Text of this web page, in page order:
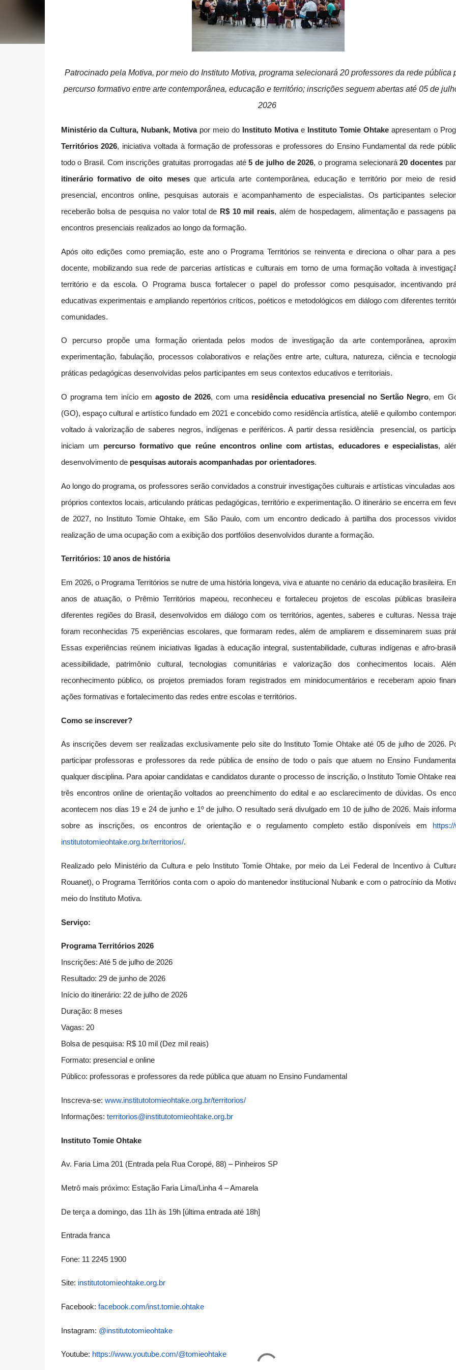
Patrocinado pela Motiva, por meio do Instituto Motiva, programa selecionará 20 professores da rede pública
percurso formativo entre arte contemporânea, educação e território; inscrições seguem abertas até 05 de
2026
Ministério da Cultura, Nubank, Motiva por meio do Instituto Motiva e Instituto Tomie Ohtakeapresentam o
Territórios 2026, iniciativa voltada à formação de professoras e professores do Ensino Fundamental da rede
todo o Brasil. Com inscrições gratuitas prorrogadas até5 de julho de 2026, o programa selecionará20 docentes
itinerário formativo de oito mesesque articula arte contemporânea, educação e território por meio de
presencial, encontros online, pesquisas autorais e acompanhamento de especialistas. Os participantes
receberão bolsa de pesquisa no valor total de R$ 10 mil reais, além de hospedagem, alimentação e passagens
encontros presenciais realizados ao longo da formação.
Após oito edições como premiação, este ano o Programa Territórios se reinventa e direciona o olhar para a
docente, mobilizando sua rede de parcerias artísticas e culturais em torno de uma formação voltada à
território e da escola. O Programa busca fortalecer o papel do professor como pesquisador, incentivando
educativas experimentais e ampliando repertórios críticos, poéticos e metodológicos em diálogo com diferentes
comunidades.
O percurso propõe uma formação orientada pelos modos de investigação da arte contemporânea,
experimentação, fabulação, processos colaborativos e relações entre arte, cultura, natureza, ciência e
práticas pedagógicas desenvolvidas pelos participantes em seus contextos educativos e territoriais.
O programa tem início em agosto de 2026, com uma residência educativa presencial no Sertão Negro, em
(GO), espaço cultural e artístico fundado em 2021 e concebido como residência artística, ateliê e quilombo
voltado à valorização de saberes negros, indígenas e periféricos. A partir dessa residência presencial, os
iniciam um percurso formativo que reúne encontros online com artistas, educadores e especialistas,
desenvolvimento de pesquisas autorais acompanhadas por orientadores.
Ao longo do programa, os professores serão convidados a construir investigações culturais e artísticas vinculadas
próprios contextos locais, articulando práticas pedagógicas, território e experimentação. O itinerário se encerra em
de 2027, no Instituto Tomie Ohtake, em São Paulo, com um encontro dedicado à partilha dos processos
realização de uma ocupação com a exibição dos portfólios desenvolvidos durante a formação.
Territórios: 10 anos de história
Em 2026, o Programa Territórios se nutre de uma história longeva, viva e atuante no cenário da educação brasileira.
anos de atuação, o Prêmio Territórios mapeou, reconheceu e fortaleceu projetos de escolas públicas
diferentes regiões do Brasil, desenvolvidos em diálogo com os territórios, agentes, saberes e culturas. Nessa
foram reconhecidas 75 experiências escolares, que formaram redes, além de ampliarem e disseminarem suas
Essas experiências reúnem iniciativas ligadas à educação integral, sustentabilidade, culturas indígenas e afro-
acessibilidade, patrimônio cultural, tecnologias comunitárias e valorização dos conhecimentos locais.
reconhecimento público, os projetos premiados foram registrados em minidocumentários e receberam apoio
ações formativas e fortalecimento das redes entre escolas e territórios.
Como se inscrever?
As inscrições devem ser realizadas exclusivamente pelo site do Instituto Tomie Ohtake até 05 de julho de 2026.
participar professoras e professores da rede pública de ensino de todo o país que atuem no Ensino
qualquer disciplina. Para apoiar candidatas e candidatos durante o processo de inscrição, o Instituto Tomie Ohtake
três encontros online de orientação voltados ao preenchimento do edital e ao esclarecimento de dúvidas. Os
acontecem nos dias 19 e 24 de junho e 1º de julho. O resultado será divulgado em 10 de julho de 2026. Mais
sobre as inscrições, os encontros de orientação e o regulamento completo estão disponíveis em
institutotomieohtake.org.br/territorios/.
Realizado pelo Ministério da Cultura e pelo Instituto Tomie Ohtake, por meio da Lei Federal de Incentivo à
Rouanet), o Programa Territórios conta com o apoio do mantenedor institucional Nubank e com o patrocínio da
meio do Instituto Motiva.
Serviço:
Programa Territórios 2026
Inscrições: Até 5 de julho de 2026
Resultado: 29 de junho de 2026
Início do itinerário: 22 de julho de 2026
Duração: 8 meses
Vagas: 20
Bolsa de pesquisa: R$ 10 mil (Dez mil reais)
Formato: presencial e online
Público: professoras e professores da rede pública que atuam no Ensino Fundamental
Inscreva-se: www.institutotomieohtake.org.br/territorios/
Informações: territorios@institutotomieohtake.org.br
Instituto Tomie Ohtake
Av. Faria Lima 201 (Entrada pela Rua Coropé, 88) – Pinheiros SP
Metrô mais próximo: Estação Faria Lima/Linha 4 – Amarela
De terça a domingo, das 11h às 19h [última entrada até 18h]
Entrada franca
Fone: 11 2245 1900
Site: institutotomieohtake.org.br
Facebook: facebook.com/inst.tomie.ohtake
Instagram: @institutotomieohtake
Youtube: https://www.youtube.com/@tomieohtake